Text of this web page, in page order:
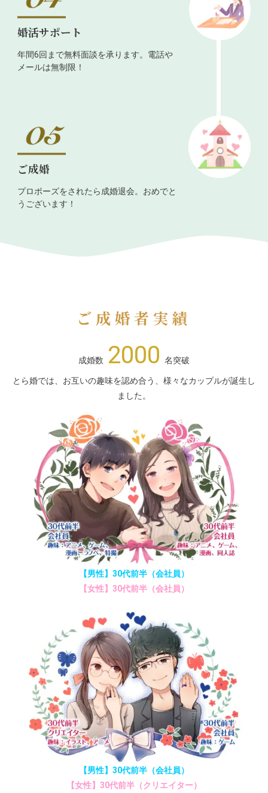
婚活サポート
年間6回まで無料面談を承ります。電話や
メールは無制限！
ご成婚
プロポーズをされたら成婚退会。おめでと
うございます！
ご成婚者実績
成婚数 2000 名突破
とら婚では、お互いの趣味を認め合う、様々なカップルが誕生し
ました。
【男性】30代前半（会社員）
【女性】30代前半（会社員）
【男性】30代前半（会社員）
【女性】30代前半（クリエイター）